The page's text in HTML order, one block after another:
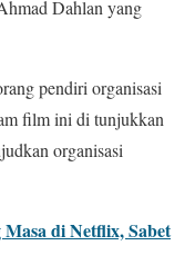
Dahlan yang
pendiri organisasi
film ini di tunjukkan
organisasi
di Netflix, Sabet